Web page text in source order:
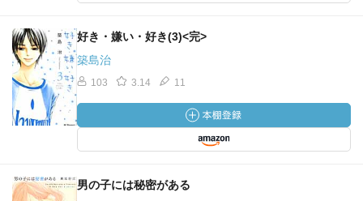
好き・嫌い・好き(3)<完>
築島治
103 3.14 11
男の子には秘密がある